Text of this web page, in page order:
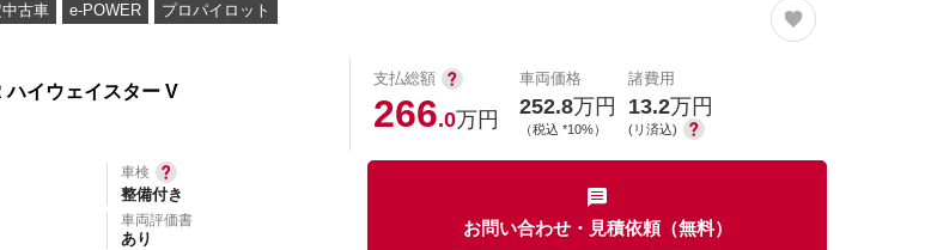
中古車 e-POWER プロパイロット
ハイウェイスター V
支払総額
266.0万円
車両価格
252.8万円
（税込 *10%）
諸費用
13.2万円
(リ済込)
車検
整備付き
車両評価書
あり
お問い合わせ・見積依頼（無料）